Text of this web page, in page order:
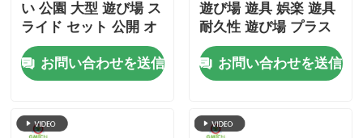
い 公園 大型 遊び場 ス
ライド セット 公開 オ
ープン 遊び 設備 工場
直 お問い合わせを送信
遊び場 遊具 娯楽 遊具
耐久性 遊び場 プラス
チック スライドセット
お問い合わせを送信